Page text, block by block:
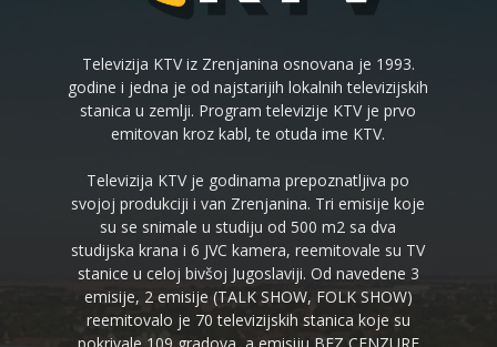
Televizija KTV iz Zrenjanina osnovana je 1993.
godine i jedna je od najstarijih lokalnih televizijskih
stanica u zemlji. Program televizije KTV je prvo
emitovan kroz kabl, te otuda ime KTV.
Televizija KTV je godinama prepoznatljiva po
svojoj produkciji i van Zrenjanina. Tri emisije koje
su se snimale u studiju od 500 m2 sa dva
studijska krana i 6 JVC kamera, reemitovale su TV
stanice u celoj bivšoj Jugoslaviji. Od navedene 3
emisije, 2 emisije (TALK SHOW, FOLK SHOW)
reemitovalo je 70 televizijskih stanica koje su